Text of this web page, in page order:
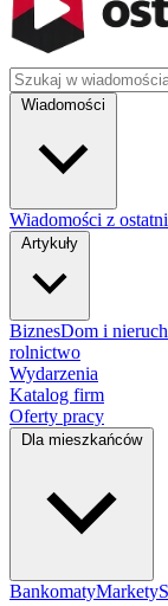
Wiadomości
Wiadomości z
Artykuły
BiznesDom i
rolnictwo
Wydarzenia
Katalog firm
Oferty pracy
Dla mieszkańców
BankomatyMarkety